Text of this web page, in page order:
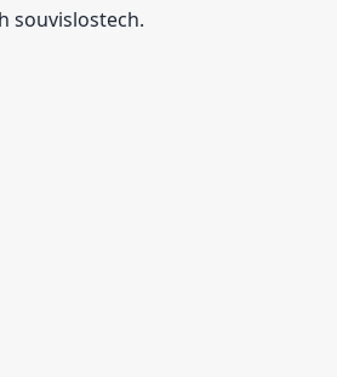
souvislostech.